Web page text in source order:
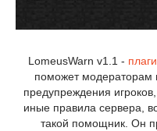
LomeusWarn v1.1 -
поможет модераторам
предупреждения
иные правила сервера,
такой помощник. Он